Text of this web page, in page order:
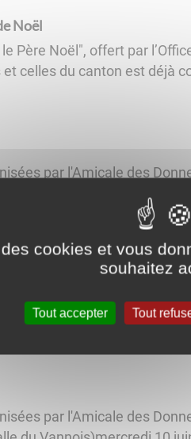
Noël
Père Noël", offert par
celles du canton est déjà
par l'Amicale des
du Vannois)mercredi 4
par l'Amicale des
du Vannois)mercredi 6
par l'Amicale des
cookies et vous
souhaitez
Tout accepter Tout